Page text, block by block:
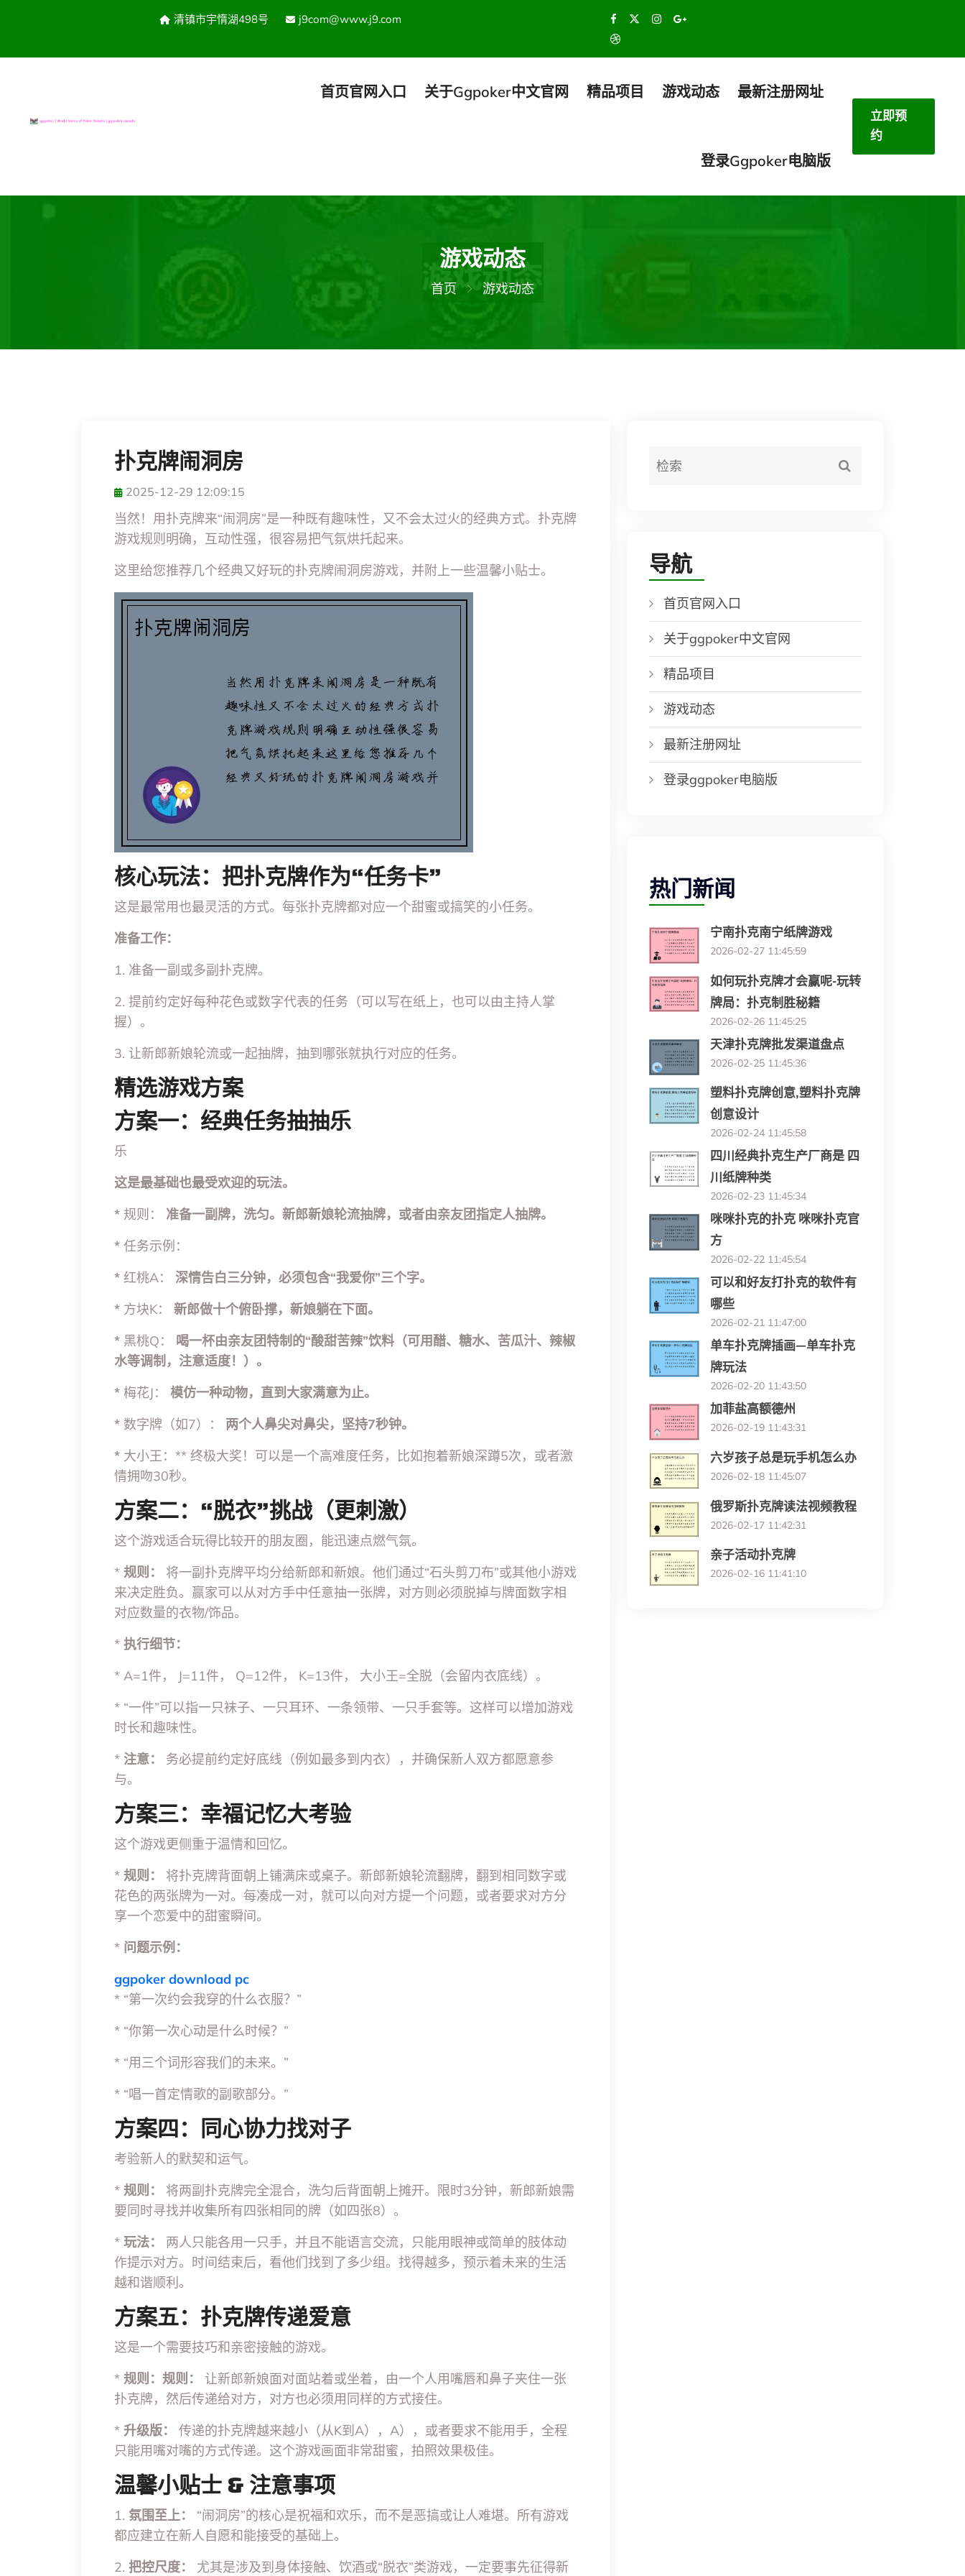
清镇市宇惰湖498号 j9com@www.j9.com
首页官网入口 关于ggpoker中文官网 精品项目 游戏动态 最新注册网址
登录ggpoker电脑版
立即预
约
游戏动态
首页 游戏动态
扑克牌闹洞房
2025-12-29 12:09:15
当然！用扑克牌来“闹洞房”是一种既有趣味性，又不会太过火的经典方式。扑克牌
游戏规则明确，互动性强，很容易把气氛烘托起来。
这里给您推荐几个经典又好玩的扑克牌闹洞房游戏，并附上一些温馨小贴士。
核心玩法：把扑克牌作为“任务卡”
这是最常用也最灵活的方式。每张扑克牌都对应一个甜蜜或搞笑的小任务。
准备工作：
1. 准备一副或多副扑克牌。
2. 提前约定好每种花色或数字代表的任务（可以写在纸上，也可以由主持人掌
握）。
3. 让新郎新娘轮流或一起抽牌，抽到哪张就执行对应的任务。
精选游戏方案
方案一：经典任务抽抽乐
乐
这是最基础也最受欢迎的玩法。
* 规则：
准备一副牌，洗匀。新郎新娘轮流抽牌，或者由亲友团指定人抽牌。
* 任务示例：
* 红桃A：
深情告白三分钟，必须包含“我爱你”三个字。
* 方块K：
新郎做十个俯卧撑，新娘躺在下面。
* 黑桃Q：
喝一杯由亲友团特制的“酸甜苦辣”饮料（可用醋、糖水、苦瓜汁、辣椒
水等调制，注意适度！）。
* 梅花J：
模仿一种动物，直到大家满意为止。
* 数字牌（如7）：
两个人鼻尖对鼻尖，坚持7秒钟。
* 大小王：** 终极大奖！可以是一个高难度任务，比如抱着新娘深蹲5次，或者激
情拥吻30秒。
方案二：“脱衣”挑战（更刺激）
这个游戏适合玩得比较开的朋友圈，能迅速点燃气氛。
* 规则：
将一副扑克牌平均分给新郎和新娘。他们通过“石头剪刀布”或其他小游戏
来决定胜负。赢家可以从对方手中任意抽一张牌，对方则必须脱掉与牌面数字相
对应数量的衣物/饰品。
* 执行细节：
* A=1件， J=11件， Q=12件， K=13件， 大小王=全脱（会留内衣底线）。
* “一件”可以指一只袜子、一只耳环、一条领带、一只手套等。这样可以增加游戏
时长和趣味性。
* 注意：
务必提前约定好底线（例如最多到内衣），并确保新人双方都愿意参
与。
方案三：幸福记忆大考验
这个游戏更侧重于温情和回忆。
* 规则：
将扑克牌背面朝上铺满床或桌子。新郎新娘轮流翻牌，翻到相同数字或
花色的两张牌为一对。每凑成一对，就可以向对方提一个问题，或者要求对方分
享一个恋爱中的甜蜜瞬间。
* 问题示例：
ggpoker download pc
* “第一次约会我穿的什么衣服？”
* “你第一次心动是什么时候？”
* “用三个词形容我们的未来。”
* “唱一首定情歌的副歌部分。”
方案四：同心协力找对子
考验新人的默契和运气。
* 规则：
将两副扑克牌完全混合，洗匀后背面朝上摊开。限时3分钟，新郎新娘需
要同时寻找并收集所有四张相同的牌（如四张8）。
* 玩法：
两人只能各用一只手，并且不能语言交流，只能用眼神或简单的肢体动
作提示对方。时间结束后，看他们找到了多少组。找得越多，预示着未来的生活
越和谐顺利。
方案五：扑克牌传递爱意
这是一个需要技巧和亲密接触的游戏。
* 规则：规则：
让新郎新娘面对面站着或坐着，由一个人用嘴唇和鼻子夹住一张
扑克牌，然后传递给对方，对方也必须用同样的方式接住。
* 升级版：
传递的扑克牌越来越小（从K到A），A），或者要求不能用手，全程
只能用嘴对嘴的方式传递。这个游戏画面非常甜蜜，拍照效果极佳。
温馨小贴士 & 注意事项
1. 氛围至上：
“闹洞房”的核心是祝福和欢乐，而不是恶搞或让人难堪。所有游戏
都应建立在新人自愿和能接受的基础上。
2. 把控尺度： 尤其是涉及到身体接触、饮酒或“脱衣”类游戏，一定要事先征得新
导航
首页官网入口
关于ggpoker中文官网
精品项目
游戏动态
最新注册网址
登录ggpoker电脑版
热门新闻
宁南扑克南宁纸牌游戏
2026-02-27 11:45:59
如何玩扑克牌才会赢呢-玩转
牌局：扑克制胜秘籍
2026-02-26 11:45:25
天津扑克牌批发渠道盘点
2026-02-25 11:45:36
塑料扑克牌创意,塑料扑克牌
创意设计
2026-02-24 11:45:58
四川经典扑克生产厂商是 四
川纸牌种类
2026-02-23 11:45:34
咪咪扑克的扑克 咪咪扑克官
方
2026-02-22 11:45:54
可以和好友打扑克的软件有
哪些
2026-02-21 11:47:00
单车扑克牌插画—单车扑克
牌玩法
2026-02-20 11:43:50
加菲盐高额德州
2026-02-19 11:43:31
六岁孩子总是玩手机怎么办
2026-02-18 11:45:07
俄罗斯扑克牌读法视频教程
2026-02-17 11:42:31
亲子活动扑克牌
2026-02-16 11:41:10